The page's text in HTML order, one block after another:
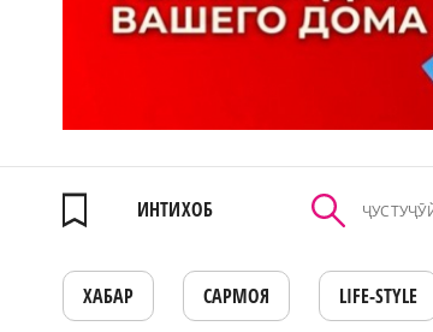
ИНТИХОБ
ХАБАР САРМОЯ LIFE-STYLE